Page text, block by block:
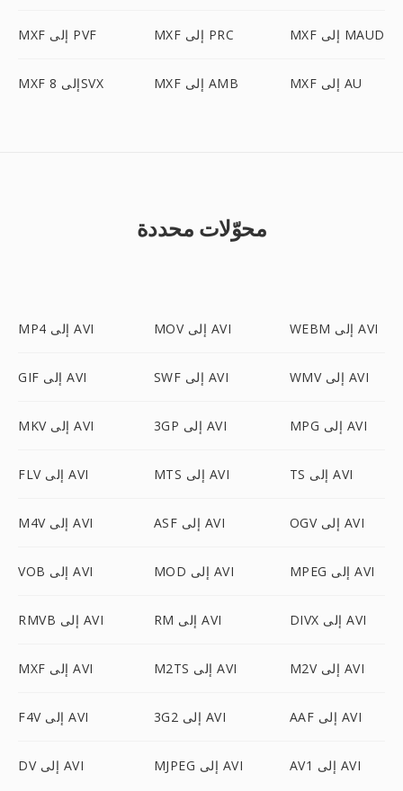
MXF إلى PVF MXF إلى PRC MXF إلى MAUD
MXF إلى 8SVX MXF إلى AMB MXF إلى AU
محوّلات محددة
MP4 إلى AVI MOV إلى AVI WEBM إلى AVI
GIF إلى AVI SWF إلى AVI WMV إلى AVI
MKV إلى AVI 3GP إلى AVI MPG إلى AVI
FLV إلى AVI MTS إلى AVI TS إلى AVI
M4V إلى AVI ASF إلى AVI OGV إلى AVI
VOB إلى AVI MOD إلى AVI MPEG إلى AVI
RMVB إلى AVI RM إلى AVI DIVX إلى AVI
MXF إلى AVI M2TS إلى AVI M2V إلى AVI
F4V إلى AVI 3G2 إلى AVI AAF إلى AVI
DV إلى AVI MJPEG إلى AVI AV1 إلى AVI